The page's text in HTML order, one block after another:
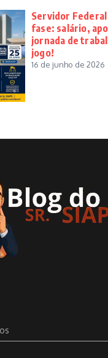
Servidor
fase: salário,
jornada de
jogo!
16 de junho de 2026